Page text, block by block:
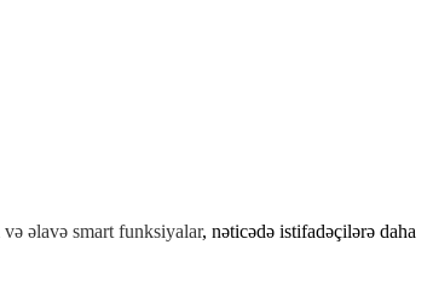
əlavə smart funksiyalar, nəticədə istifadəçilərə daha